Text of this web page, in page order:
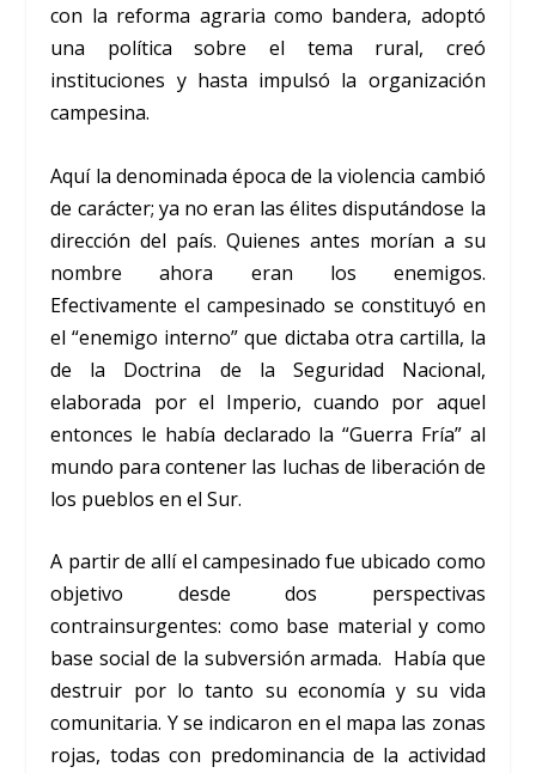
con la reforma agraria como bandera, adoptó
una política sobre el tema rural, creó
instituciones y hasta impulsó la organización
campesina.
Aquí la denominada época de la violencia cambió
de carácter; ya no eran las élites disputándose la
dirección del país. Quienes antes morían a su
nombre ahora eran los enemigos.
Efectivamente el campesinado se constituyó en
el “enemigo interno” que dictaba otra cartilla, la
de la Doctrina de la Seguridad Nacional,
elaborada por el Imperio, cuando por aquel
entonces le había declarado la “Guerra Fría” al
mundo para contener las luchas de liberación de
los pueblos en el Sur.
A partir de allí el campesinado fue ubicado como
objetivo desde dos perspectivas
contrainsurgentes: como base material y como
base social de la subversión armada. Había que
destruir por lo tanto su economía y su vida
comunitaria. Y se indicaron en el mapa las zonas
rojas, todas con predominancia de la actividad